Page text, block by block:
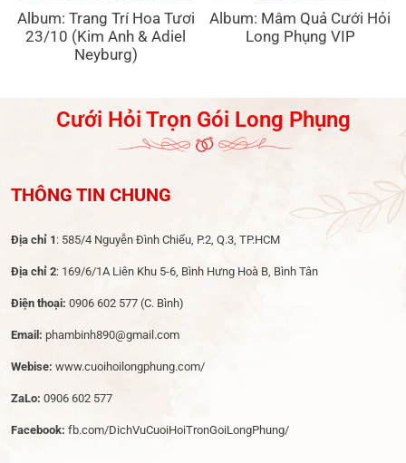
Album: Trang Trí Hoa Tươi
23/10 (Kim Anh & Adiel
Neyburg)
Album: Mâm Quả Cưới Hỏi
Long Phụng VIP
Cưới Hỏi Trọn Gói Long Phụng
THÔNG TIN CHUNG
Địa chỉ 1 : 585/4 Nguyễn Đình Chiểu, P.2, Q.3, TP.HCM
Địa chỉ 2: 169/6/1A Liên Khu 5-6, Bình Hưng Hoà B, Bình Tân
Điện thoại: 0906 602 577 (C. Bình)
Email: phambinh890@gmail.com
Webise: www.cuoihoilongphung.com/
ZaLo: 0906 602 577
Facebook: fb.com/DichVuCuoiHoiTronGoiLongPhung/